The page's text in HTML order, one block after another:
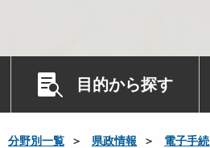
目的から探す
分野別一覧 県政情報 電子手